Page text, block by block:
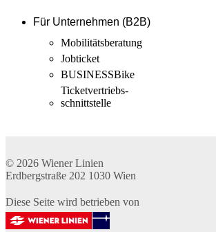
Für Unternehmen (B2B)
Mobilitäts­beratung
Jobticket
BUSINESSBike
Ticketvertriebs­
schnittstelle
© 2026 Wiener Linien
Erdbergstraße 202 1030 Wien
Diese Seite wird betrieben von